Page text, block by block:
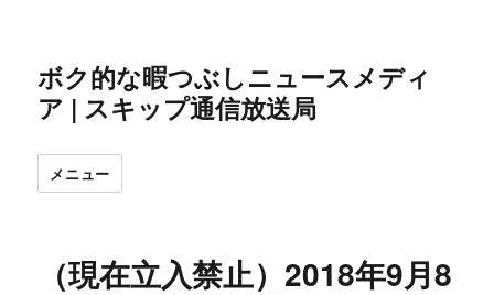
ボク的な暇つぶしニュースメディ
ア | スキップ通信放送局
メニュー
（現在立入禁止）2018年9月8